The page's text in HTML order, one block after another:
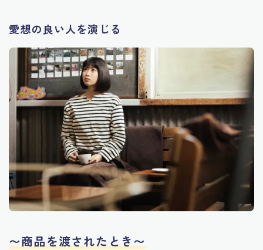
愛想の良い人を演じる
〜商品を渡されたとき〜